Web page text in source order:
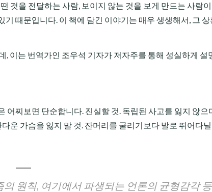
것을 전달하는 사람, 보이지 않는 것을 보게 만드는 사람
때문입니다. 이 책에 담긴 이야기는 매우 생생해서, 그 상
, 이는 번역가인 조우석 기자가 저자주를 통해 성실하게 설
찌보면 단순합니다. 진실할 것. 독립된 사고를 잃지 않으
운 가슴을 잃지 말 것. 잔머리를 굴리기보다 발로 뛰어다닐
원칙, 여기에서 파생되는 언론의 균형감각